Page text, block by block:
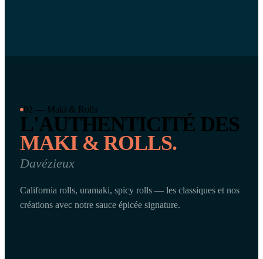
02 — Maki & Rolls
L'AUTHENTICITÉ DES
MAKI & ROLLS.
Davézieux
California rolls, uramaki, spicy rolls — les classiques et nos
créations avec notre sauce épicée signature.